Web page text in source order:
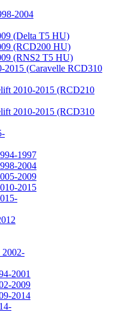
2004
(Delta T5 HU)
(RCD200 HU)
(RNS2 T5 HU)
2015 (Caravelle RCD310
2010-2015 (RCD210
2010-2015 (RCD310
1997
2004
2009
2015
2002-
2001
2009
2014